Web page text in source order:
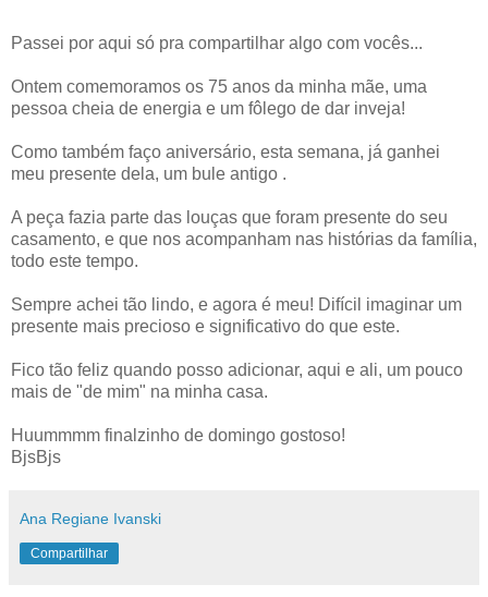
Passei por aqui só pra compartilhar algo com vocês...
Ontem comemoramos os 75 anos da minha mãe, uma
pessoa cheia de energia e um fôlego de dar inveja!
Como também faço aniversário, esta semana, já ganhei
meu presente dela, um bule antigo .
A peça fazia parte das louças que foram presente do seu
casamento, e que nos acompanham nas histórias da família,
todo este tempo.
Sempre achei tão lindo, e agora é meu! Difícil imaginar um
presente mais precioso e significativo do que este.
Fico tão feliz quando posso adicionar, aqui e ali, um pouco
mais de "de mim" na minha casa.
Huummmm finalzinho de domingo gostoso!
BjsBjs
Ana Regiane Ivanski
Compartilhar